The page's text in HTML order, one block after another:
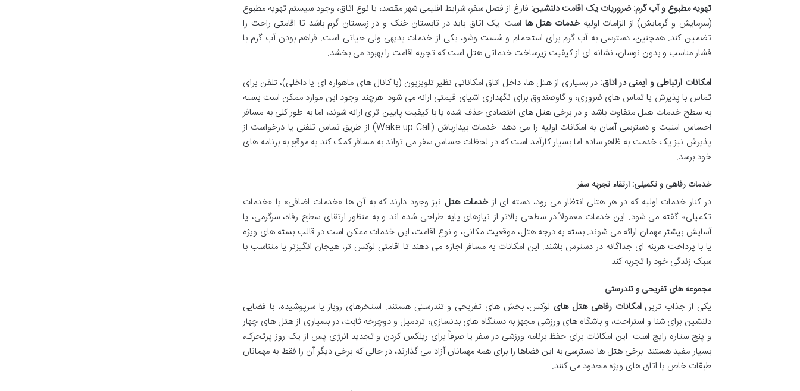
تهویه مطبوع و آب گرم: ضروریات یک اقامت دلنشین: فارغ از فصل سفر، شرایط اقلیمی شهر مقصد، یا نوع اتاق، وجود سیستم تهویه مطبوع
(سرمایش و گرمایش) از الزامات اولیهخدمات هتل ها است. یک اتاق باید در تابستان خنک و در زمستان گرم باشد تا اقامتی راحت را
تضمین کند. همچنین، دسترسی به آب گرم برای استحمام و شست وشو، یکی از خدمات بدیهی ولی حیاتی است. فراهم بودن آب گرم با
فشار مناسب و بدون نوسان، نشانه ای از کیفیت زیرساخت خدماتی هتل است که تجربه اقامت را بهبود می بخشد.
امکانات ارتباطی و ایمنی در اتاق: در بسیاری از هتل ها، داخل اتاق امکاناتی نظیر تلویزیون (با کانال های ماهواره ای یا داخلی)، تلفن برای
تماس با پذیرش یا تماس های ضروری، و گاوصندوق برای نگهداری اشیای قیمتی ارائه می شود. هرچند وجود این موارد ممکن است بسته
به سطح خدمات هتل متفاوت باشد و در برخی هتل های اقتصادی حذف شده یا با کیفیت پایین تری ارائه شوند، اما به طور کلی به مسافر
احساس امنیت و دسترسی آسان به امکانات اولیه را می دهد. خدمات بیدارباش (Wake-up Call) از طریق تماس تلفنی یا درخواست از
پذیرش نیز یک خدمت به ظاهر ساده اما بسیار کارآمد است که در لحظات حساس سفر می تواند به مسافر کمک کند به موقع به برنامه های
خود برسد.
خدمات رفاهی و تکمیلی: ارتقاء تجربه سفر
در کنار خدمات اولیه که در هر هتلی انتظار می رود، دسته ای ازخدمات هتل نیز وجود دارند که به آن ها «خدمات اضافی» یا «خدمات
تکمیلی» گفته می شود. این خدمات معمولاً در سطحی بالاتر از نیازهای پایه طراحی شده اند و به منظور ارتقای سطح رفاه، سرگرمی، یا
آسایش بیشتر مهمان ارائه می شوند. بسته به درجه هتل، موقعیت مکانی، و نوع اقامت، این خدمات ممکن است در قالب بسته های ویژه
یا با پرداخت هزینه ای جداگانه در دسترس باشند. این امکانات به مسافر اجازه می دهند تا اقامتی لوکس تر، هیجان انگیزتر یا متناسب با
سبک زندگی خود را تجربه کند.
مجموعه های تفریحی و تندرستی
یکی از جذاب ترینامکانات رفاهی هتل های لوکس، بخش های تفریحی و تندرستی هستند. استخرهای روباز یا سرپوشیده، با فضایی
دلنشین برای شنا و استراحت، و باشگاه های ورزشی مجهز به دستگاه های بدنسازی، تردمیل و دوچرخه ثابت، در بسیاری از هتل های چهار
و پنج ستاره رایج است. این امکانات برای حفظ برنامه ورزشی در سفر یا صرفاً برای ریلکس کردن و تجدید انرژی پس از یک روز پرتحرک،
بسیار مفید هستند. برخی هتل ها دسترسی به این فضاها را برای همه مهمانان آزاد می گذارند، در حالی که برخی دیگر آن را فقط به مهمانان
طبقات خاص یا اتاق های ویژه محدود می کنند.